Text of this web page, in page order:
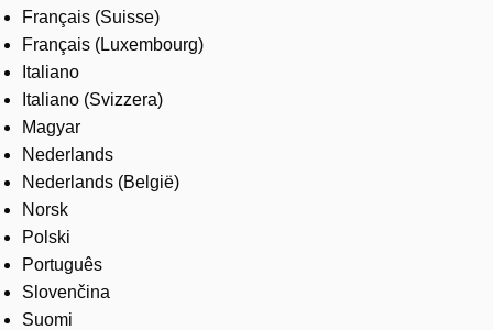
Français (Suisse)
Français (Luxembourg)
Italiano
Italiano (Svizzera)
Magyar
Nederlands
Nederlands (België)
Norsk
Polski
Português
Slovenčina
Suomi